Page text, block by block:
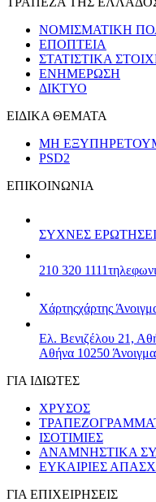
ΝΟΜΙΣΜΑΤΙΚΗ
ΕΠΟΠΤΕΙΑ
ΣΤΑΤΙΣΤΙΚΑ
ΕΝΗΜΕΡΩΣΗ
ΔΙΚΤΥΟ
ΕΙΔΙΚΑ ΘΕΜΑΤΑ
ΜΗ
PSD2
ΕΠΙΚΟΙΝΩΝΙΑ
ΣΥΧΝΕΣ
210 320 1111
Χάρτηςχάρτης
Ελ. Βενιζέλου 21,
Αθήνα 10250
ΓΙΑ ΙΔΙΩΤΕΣ
ΧΡΥΣΟΣ
ΙΣΟΤΙΜΙΕΣ
ΑΝΑΜΝΗΣΤΙΚΑ
ΕΥΚΑΙΡΙΕΣ
ΓΙΑ ΕΠΙΧΕΙΡΗΣΕΙΣ